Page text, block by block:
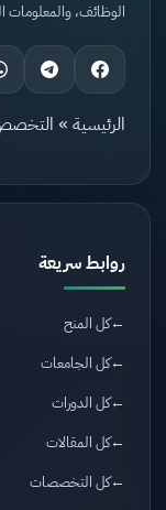
الوظائف،
الرئيسية »
روابط سريعة
كل المنح
كل الجامعات
كل الدورات
كل المقالات
كل التخصصات